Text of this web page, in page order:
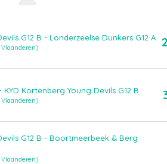
G12 B - Londerzeelse Dunkers G12 A
Vlaanderen)
KYD Kortenberg Young Devils G12 B
Vlaanderen)
G12 B - Boortmeerbeek & Berg
Vlaanderen)